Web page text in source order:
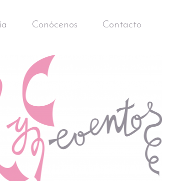
Conócenos Contacto